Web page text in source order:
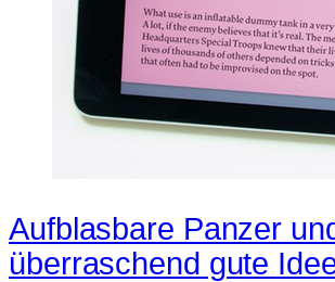
Aufblasbare Panzer
überraschend gute